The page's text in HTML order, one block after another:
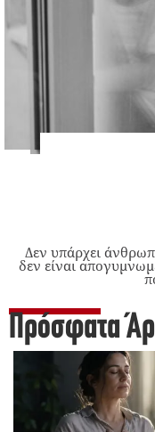
Δεν υπάρχει
δεν είναι
Πρόσφατα